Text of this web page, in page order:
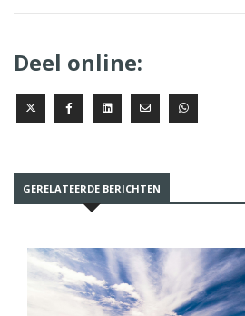
Deel online:
GERELATEERDE BERICHTEN